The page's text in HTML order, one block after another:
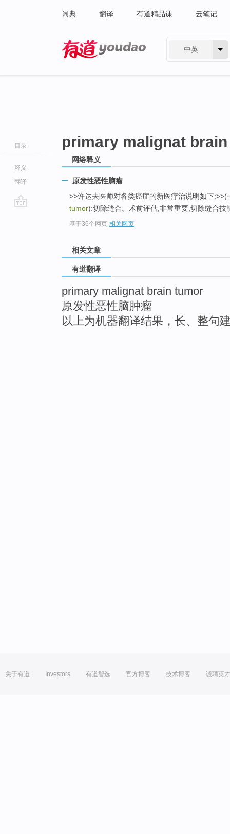
词典 翻译 有道精品课 云笔记
中英
目录
释义
翻译
primary malignat
网络释义
原发性恶性脑瘤
>>许达夫医师对各类癌症的新医疗治说明如下:>>(
tumor):切除缝合。术前评估,非常重要,切除缝合技
基于36个网页-相关网页
相关文章
有道翻译
primary malignat brain tumor
原发性恶性脑肿瘤
以上为机器翻译结果，长、整句
关于有道 Investors 有道智选 官方博客 技术博客 诚聘英才